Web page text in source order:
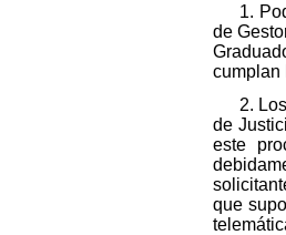
1.
de
cumplan
2.
de
este
que